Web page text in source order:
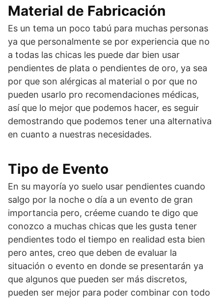
Material de Fabricación
Es un tema un poco tabú para muchas personas
ya que personalmente se por experiencia que no
a todas las chicas les puede dar bien usar
pendientes de plata o pendientes de oro, ya sea
por que son alérgicas al material o por que no
pueden usarlo pro recomendaciones médicas,
así que lo mejor que podemos hacer, es seguir
demostrando que podemos tener una alternativa
en cuanto a nuestras necesidades.
Tipo de Evento
En su mayoría yo suelo usar pendientes cuando
salgo por la noche o día a un evento de gran
importancia pero, créeme cuando te digo que
conozco a muchas chicas que les gusta tener
pendientes todo el tiempo en realidad esta bien
pero antes, creo que deben de evaluar la
situación o evento en donde se presentarán ya
que algunos que pueden ser más discretos,
pueden ser mejor para poder combinar con todo